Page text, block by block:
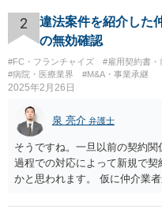
扱うことが出来ないという点
戻す必要が出てくる等一定の
続するという選択肢がおあり
が適切かと思われます。 契約
スクを踏まえて進むしかないか
っても問題ないかと思います。
2
違法案件を紹介した
の無効確認
#FC・フランチャイズ #雇用契約書
#病院・医療業界
#M&A・事業承継
2025年2月26日
泉 亮介 弁護士
そうですね。一旦以前の契約
過程での対応によって新規で
かと思われます。 仮に仲介業